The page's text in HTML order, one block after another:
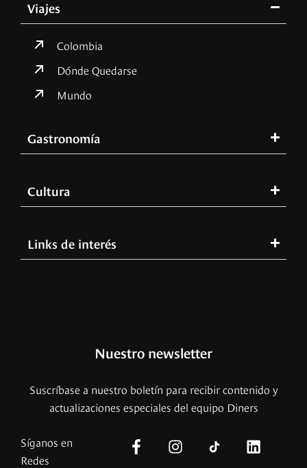
Viajes
Colombia
Dónde Quedarse
Mundo
Gastronomía
Cultura
Links de interés
Nuestro newsletter
Suscríbase a nuestro boletín para recibir contenido y
actualizaciones especiales del equipo Diners
Síganos en
Redes